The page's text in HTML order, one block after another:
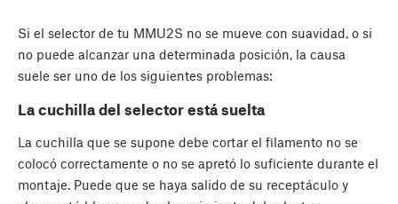
Si el selector de tu MMU2S no se mueve con suavidad, o si
no puede alcanzar una determinada posición, la causa
suele ser uno de los siguientes problemas:
La cuchilla del selector está suelta
La cuchilla que se supone debe cortar el filamento no se
colocó correctamente o no se apretó lo suficiente durante el
montaje. Puede que se haya salido de su receptáculo y